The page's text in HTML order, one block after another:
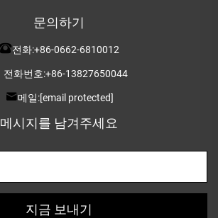
문의하기
전화:+86-0662-6810012
전화번호:+86-13827650044
메일:[email protected]
메시지를 남겨주세요
지금 보내기